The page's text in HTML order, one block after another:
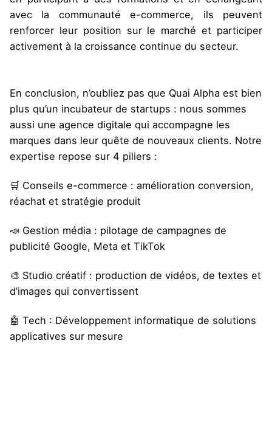
avec la communauté e-commerce, ils peuvent
renforcer leur position sur le marché et participer
activement à la croissance continue du secteur.
En conclusion, n’oubliez pas que Quai Alpha est bien
plus qu’un incubateur de startups : nous sommes
aussi une agence digitale qui accompagne les
marques dans leur quête de nouveaux clients. Notre
expertise repose sur 4 piliers :
🛒 Conseils e-commerce : amélioration conversion,
réachat et stratégie produit
📣 Gestion média : pilotage de campagnes de
publicité Google, Meta et TikTok
🎨 Studio créatif : production de vidéos, de textes et
d’images qui convertissent
🤖 Tech : Développement informatique de solutions
applicatives sur mesure